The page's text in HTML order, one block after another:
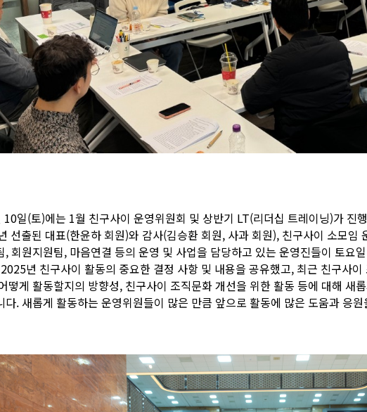
10일(토)에는 1월 친구사이 운영위원회 및 상반기 LT(리더십 트레이닝)가 진
선출된 대표(한윤하 회원)와 감사(김승환 회원, 사과 회원), 친구사이 소모임
, 회원지원팀, 마음연결 등의 운영 및 사업을 담당하고 있는 운영진들이 토요
년 친구사이 활동의 중요한 결정 사항 및 내용을 공유했고, 최근 친구사
떻게 활동할지의 방향성, 친구사이 조직문화 개선을 위한 활동 등에 대해 새
다. 새롭게 활동하는 운영위원들이 많은 만큼 앞으로 활동에 많은 도움과 응